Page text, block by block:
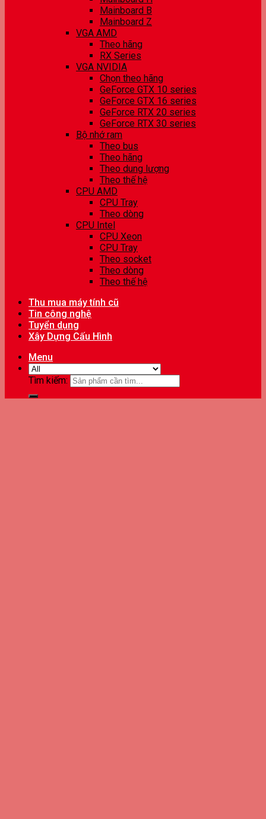
Mainboard B
Mainboard Z
VGA AMD
Theo hãng
RX Series
VGA NVIDIA
Chọn theo hãng
GeForce GTX 10 series
GeForce GTX 16 series
GeForce RTX 20 series
GeForce RTX 30 series
Bộ nhớ ram
Theo bus
Theo hãng
Theo dung lượng
Theo thế hệ
CPU AMD
CPU Tray
Theo dòng
CPU Intel
CPU Xeon
CPU Tray
Theo socket
Theo dòng
Theo thế hệ
Thu mua máy tính cũ
Tin công nghệ
Tuyển dụng
Xây Dựng Cấu Hình
Menu
Tìm kiếm: